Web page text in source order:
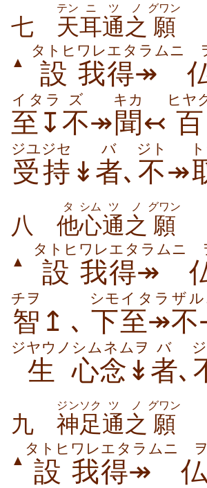
七 天
テン
耳
ニ
通
ツ
之
ノ
願
グワン
▲ 設
タトヒ
我
ワレ
得↠
エタラムニ
至↧
イタラ
不
ズ
↠聞
キカ
↢ 百
ヒヤ
受持
ジユジセ
↡ 者
バ
､ 不
ジト
↠
八 他
タ
心
シム
通
ツ
之
ノ
願
グワン
▲ 設
タトヒ
我
ワレ
得↠
エタラムニ
智
チヲ
↥､ 下
シモ
至↠
イタラ ザル
生
ジヤウノ
心念↡
シムネムヲ
者
バ
､
九 神足
ジンソク
通
ツ
之
ノ
願
グワン
▲ 設
タトヒ
我
ワレ
得↠
エタラムニ
仏
ヲ